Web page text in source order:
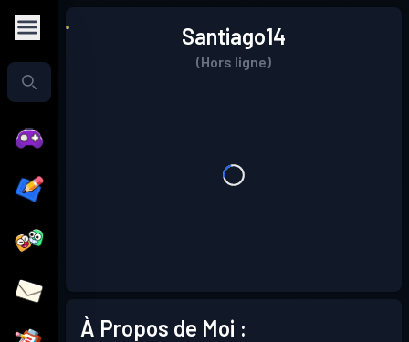
Santiago14
(Hors ligne)
À Propos de Moi :